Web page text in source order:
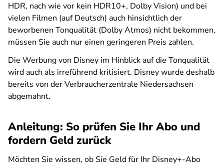
HDR, nach wie vor kein HDR10+, Dolby Vision) und bei
vielen Filmen (auf Deutsch) auch hinsichtlich der
beworbenen Tonqualität (Dolby Atmos) nicht bekommen,
müssen Sie auch nur einen geringeren Preis zahlen.
Die Werbung von Disney im Hinblick auf die Tonqualität
wird auch als irreführend kritisiert. Disney wurde deshalb
bereits von der Verbraucherzentrale Niedersachsen
abgemahnt.
Anleitung: So prüfen Sie Ihr Abo und
fordern Geld zurück
Möchten Sie wissen, ob Sie Geld für Ihr Disney+-Abo